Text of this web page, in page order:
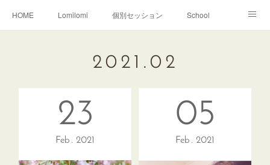
HOME Lomilomi 個別セッション School
2021 . 02
23
Feb 2021
05
Feb 2021